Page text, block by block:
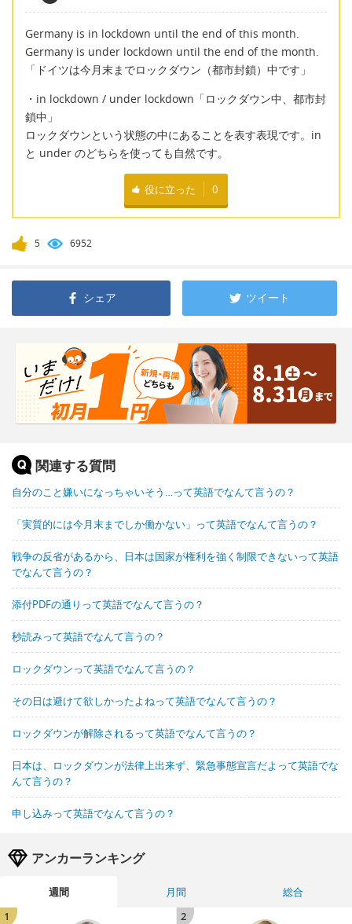
Germany is in lockdown until the end of this month.
Germany is under lockdown until the end of the month.
「ドイツは今月末までロックダウン（都市封鎖）中です」
・in lockdown / under lockdown「ロックダウン中、都市封
鎖中」
ロックダウンという状態の中にあることを表す表現です。in
と under のどちらを使っても自然です。
役に立った 0
5 6952
シェア ツイート
関連する質問
自分のこと嫌いになっちゃいそう…って英語でなんて言うの？
「実質的には今月末までしか働かない」って英語でなんて言うの？
戦争の反省があるから、日本は国家が権利を強く制限できないって英語
でなんて言うの？
添付PDFの通りって英語でなんて言うの？
秒読みって英語でなんて言うの？
ロックダウンって英語でなんて言うの？
その日は避けて欲しかったよねって英語でなんて言うの？
ロックダウンが解除されるって英語でなんて言うの？
日本は、ロックダウンが法律上出来ず、緊急事態宣言だよって英語でな
んて言うの？
申し込みって英語でなんて言うの？
アンカーランキング
週間 月間
総合
1
2